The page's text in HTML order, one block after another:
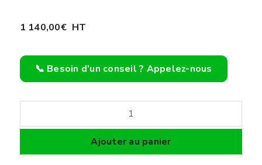
1 140,00€ HT
📞 Besoin d’un conseil ? Appelez-nous
de
portique
Ajouter au panier